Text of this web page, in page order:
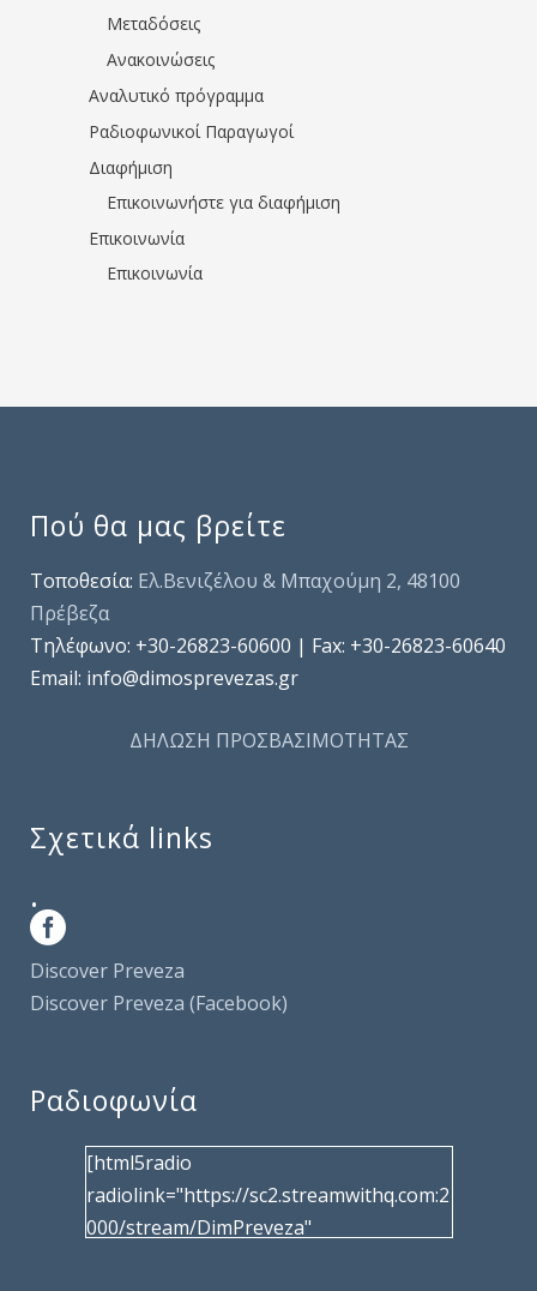
Μεταδόσεις
Ανακοινώσεις
Αναλυτικό πρόγραμμα
Ραδιοφωνικοί Παραγωγοί
Διαφήμιση
Επικοινωνήστε για διαφήμιση
Επικοινωνία
Επικοινωνία
Πού θα μας βρείτε
Τοποθεσία: Ελ.Βενιζέλου & Μπαχούμη 2, 48100
Πρέβεζα
Τηλέφωνo: +30-26823-60600 | Fax: +30-26823-60640
Email: info@dimosprevezas.gr
ΔΗΛΩΣΗ ΠΡΟΣΒΑΣΙΜΟΤΗΤΑΣ
Σχετικά links
.
Discover Preveza
Discover Preveza (Facebook)
Ραδιοφωνία
[html5radio
radiolink="https://sc2.streamwithq.com:2
000/stream/DimPreveza"